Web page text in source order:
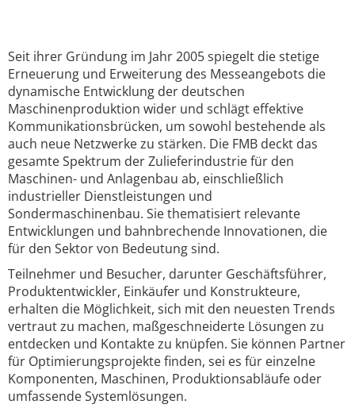
Seit ihrer Gründung im Jahr 2005 spiegelt die stetige
Erneuerung und Erweiterung des Messeangebots die
dynamische Entwicklung der deutschen
Maschinenproduktion wider und schlägt effektive
Kommunikationsbrücken, um sowohl bestehende als
auch neue Netzwerke zu stärken. Die FMB deckt das
gesamte Spektrum der Zulieferindustrie für den
Maschinen- und Anlagenbau ab, einschließlich
industrieller Dienstleistungen und
Sondermaschinenbau. Sie thematisiert relevante
Entwicklungen und bahnbrechende Innovationen, die
für den Sektor von Bedeutung sind.
Teilnehmer und Besucher, darunter Geschäftsführer,
Produktentwickler, Einkäufer und Konstrukteure,
erhalten die Möglichkeit, sich mit den neuesten Trends
vertraut zu machen, maßgeschneiderte Lösungen zu
entdecken und Kontakte zu knüpfen. Sie können Partner
für Optimierungsprojekte finden, sei es für einzelne
Komponenten, Maschinen, Produktionsabläufe oder
umfassende Systemlösungen.